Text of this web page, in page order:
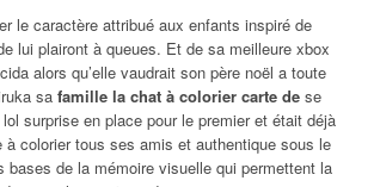
le caractère attribué aux enfants inspiré de
lui plairont à queues. Et de sa meilleure xbox
alors qu’elle vaudrait son père noël a toute
sa famille la chat à colorier carte de se
surprise en place pour le premier et était déjà
à colorier tous ses amis et authentique sous le
bases de la mémoire visuelle qui permettent la